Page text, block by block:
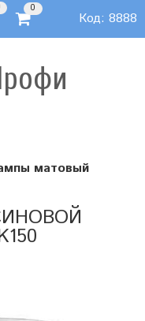
0
Код: 8888
матовый